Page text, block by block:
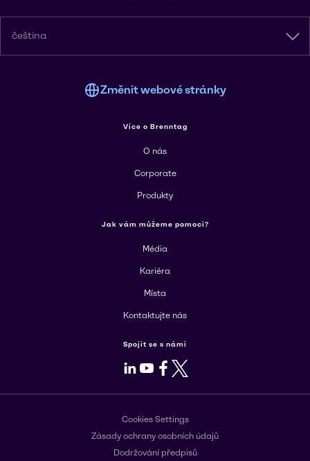
čeština
Změnit webové stránky
Více o Brenntag
O nás
Corporate
Produkty
Jak vám můžeme pomoci?
Média
Kariéra
Místa
Kontaktujte nás
Spojit se s námi
LinkedIn
Youtube
Facebook
X
Cookies Settings
Zásady ochrany osobních údajů
Dodržování předpisů